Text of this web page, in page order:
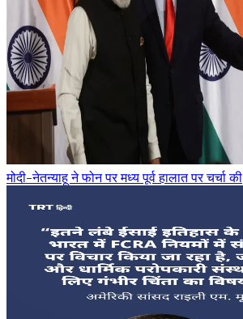
मोदी-नेतन्याहू ने फोन पर मध्य पूर्व हालात पर चर्चा की